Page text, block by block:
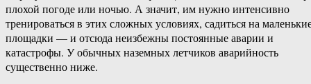
плохой погоде или ночью. А значит, им нужно интенсивно
тренироваться в этих сложных условиях, садиться на
площадки — и отсюда неизбежны постоянные аварии и
катастрофы. У обычных наземных летчиков аварийность
существенно ниже.